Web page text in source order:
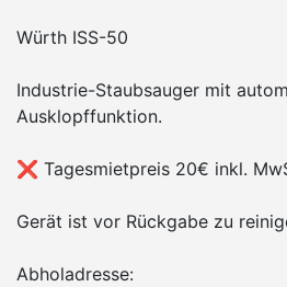
Würth ISS-50
Industrie-Staubsauger mit
Ausklopffunktion.
❌ Tagesmietpreis 20€ inkl.
Gerät ist vor Rückgabe zu
Abholadresse: